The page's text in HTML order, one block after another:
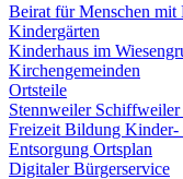
Beirat für Menschen mit
Kindergärten
Kinderhaus im
Kirchengemeinden
Ortsteile
Stennweiler Schiffweiler
Freizeit Bildung Kinder-
Entsorgung Ortsplan
Digitaler Bürgerservice